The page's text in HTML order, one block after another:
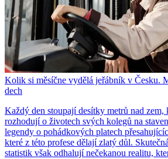
Kolik si měsíčne vydělá jeřábník v Česku.
dech
Každý den stoupají desítky metrů nad zem,
rozhodují o životech svých kolegů na
legendy o pohádkových platech
které z této profese dělají zlatý důl.
statistik však odhalují nečekanou realitu,